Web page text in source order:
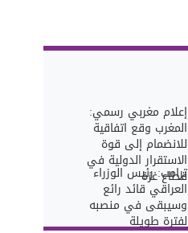
إعلام مغربي رسمي:
المغرب وقع اتفاقية
للانضمام إلى قوة
الاستقرار الدولية في
قطاع غزة
ترامب: رئيس الوزراء
العراقي قائد رائع
وسيبقى في منصبه
لفترة طويلة